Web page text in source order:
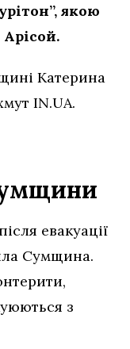
якою
Катерина
IN.UA.
евакуації
Сумщина.
з